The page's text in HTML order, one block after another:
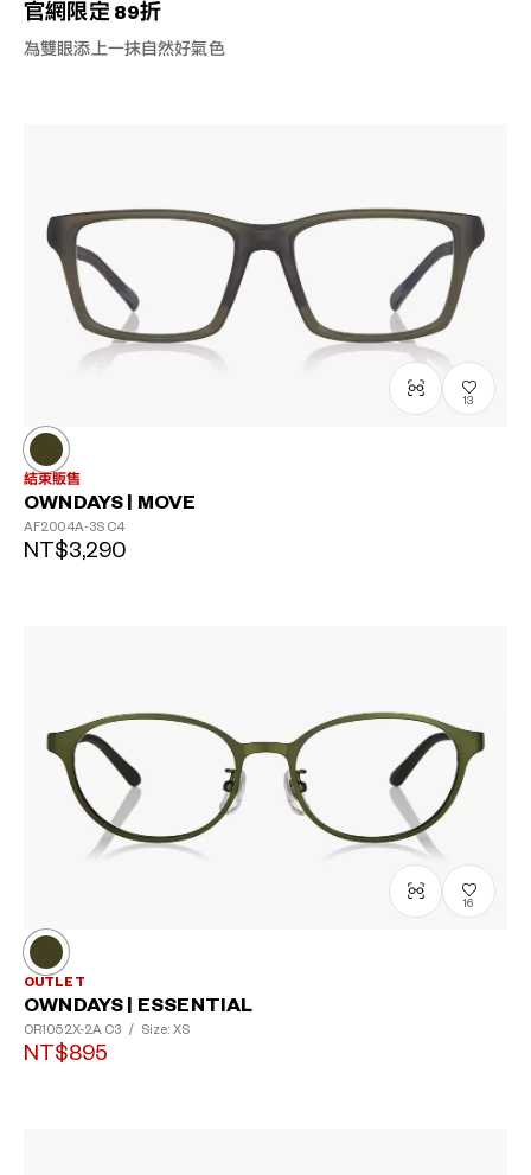
官網限定 89折
為雙眼添上一抹自然好氣色
13
結束販售
OWNDAYS | MOVE
AF2004A-3S C4
NT$3,290
16
OUTLET
OWNDAYS | ESSENTIAL
OR1052X-2A C3 / Size: XS
NT$895